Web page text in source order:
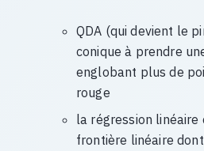
QDA (qui devient le
conique à prendre
englobant plus de
rouge
la régression linéaire
frontière linéaire